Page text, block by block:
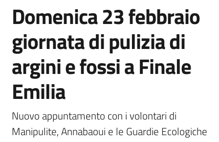
Novità
Servizi
Vivere
il
Comune
Menu selezionato
Salta al contenuto
Domenica 23 febbraio
giornata di pulizia di
argini e fossi a Finale
Emilia
Nuovo appuntamento con i volontari di
Manipulite, Annabaoui e le Guardie Ecologiche